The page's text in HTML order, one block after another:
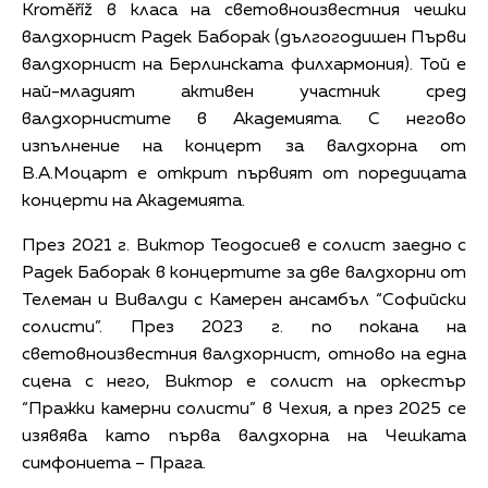
Kroměříž в класа на световноизвестния чешки
валдхорнист Радек Баборак (дългогодишен Първи
валдхорнист на Берлинската филхармония). Той е
най-младият активен участник сред
валдхорнистите в Академията. С негово
изпълнение на концерт за валдхорна от
В.А.Моцарт е открит първият от поредицата
концерти на Академията.
През 2021 г. Виктор Теодосиев е солист заедно с
Радек Баборак в концертите за две валдхорни от
Телеман и Вивалди с Камерен ансамбъл “Софийски
солисти”. През 2023 г. по покана на
световноизвестния валдхорнист, отново на една
сцена с него, Виктор е солист на оркестър
“Пражки камерни солисти” в Чехия, а през 2025 се
изявява като първа валдхорна на Чешката
симфониета – Прага.